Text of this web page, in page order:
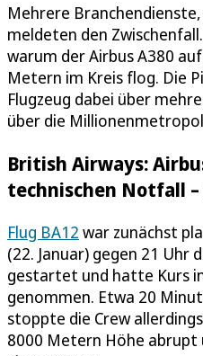
Mehrere
meldeten den
warum der Airbus A380
Metern im Kreis flog. Die
Flugzeug dabei über
über die
British Airways:
technischen Notfall
Flug BA12 war zunächst
(22. Januar) gegen 21 Uhr
gestartet und hatte Kurs
genommen. Etwa 20
stoppte die Crew
8000 Metern Höhe abrupt